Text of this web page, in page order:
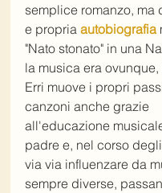
semplice romanzo, ma
e propria autobiografia
"Nato stonato" in una
la musica era
Erri muove i propri
canzoni anche grazie
all'educazione
padre e, nel corso
via via influenzare da
sempre diverse,